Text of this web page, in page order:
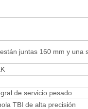
juntas 160 mm y una
de servicio pesado
TBI de alta precisión